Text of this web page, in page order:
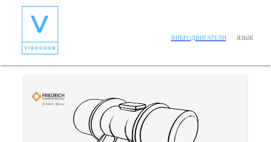
ВИБРОДВИГАТЕЛИ ЯЗЫК